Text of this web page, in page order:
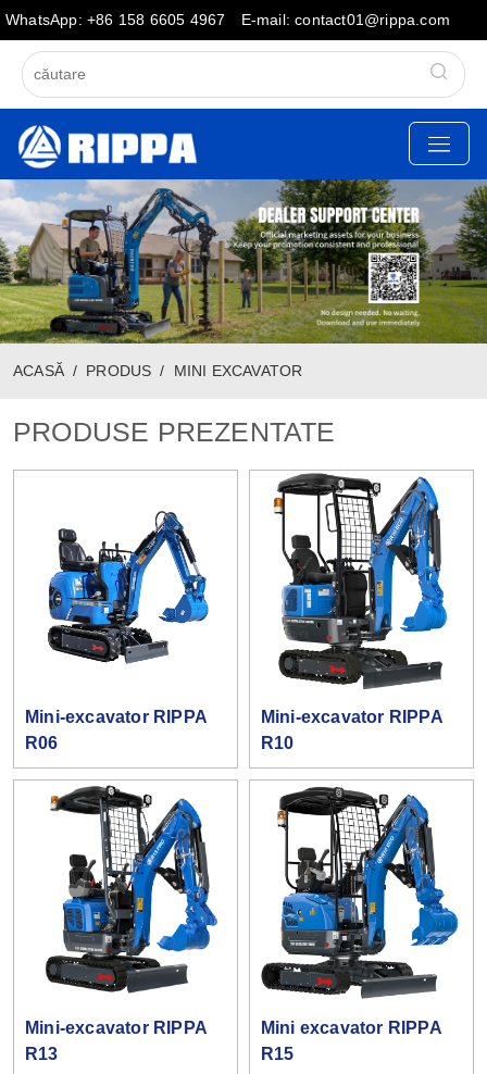
WhatsApp: +86 158 6605 4967 E-mail: contact01@rippa.com
ACASĂ PRODUS MINI EXCAVATOR
PRODUSE PREZENTATE
Mini-excavator RIPPA
R06
Mini-excavator RIPPA
R10
Mini-excavator RIPPA
R13
Mini excavator RIPPA
R15